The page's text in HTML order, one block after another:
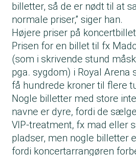
billetter, så de er nødt til at
normale priser,” siger han.
Højere priser på
Prisen for en billet til fx
(som i skrivende stund
pga. sygdom) i Royal Arena
få hundrede kroner til flere
Nogle billetter med store
navne er dyre, fordi de
VIP-treatment, fx mad eller
pladser, men nogle billetter
fordi koncertarrangøren